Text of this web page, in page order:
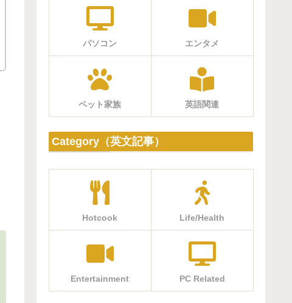
パソコン エンタメ
ペット家族 英語関連
Category（英文記事）
Hotcook Life/Health
Entertainment PC Related